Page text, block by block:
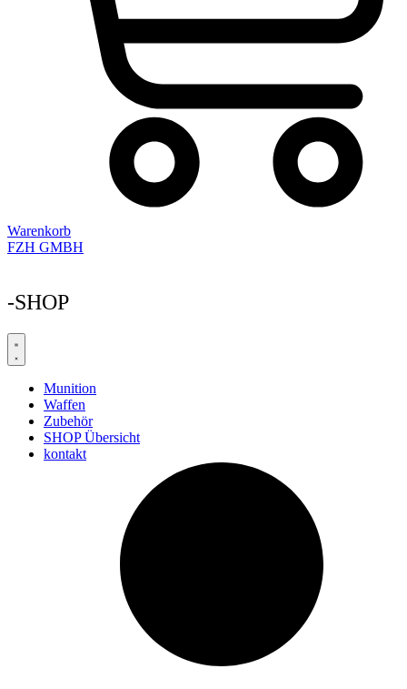
Warenkorb
FZH GMBH
-SHOP
Munition
Waffen
Zubehör
SHOP Übersicht
kontakt